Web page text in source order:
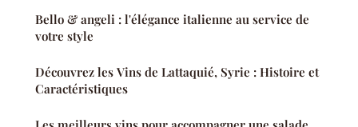
Bello & angeli : l'élégance italienne au service de
votre style
Découvrez les Vins de Lattaquié, Syrie : Histoire et
Caractéristiques